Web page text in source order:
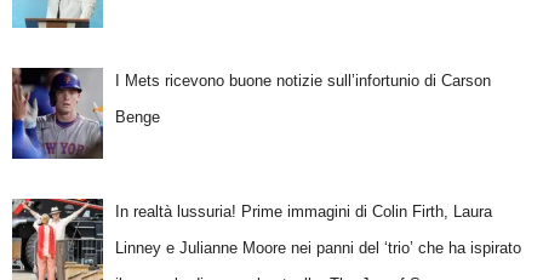
I Mets ricevono buone notizie sull’infortunio di Carson
Benge
In realtà lussuria! Prime immagini di Colin Firth, Laura
Linney e Julianne Moore nei panni del ‘trio’ che ha ispirato